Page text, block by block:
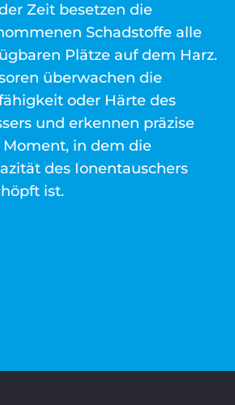
Zeit besetzen die
Schadstoffe alle
Plätze auf dem Harz.
überwachen die
oder Härte des
und erkennen präzise
Moment, in dem die
des Ionentauschers
ist.